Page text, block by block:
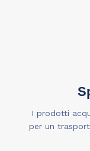
I prodotti
per un